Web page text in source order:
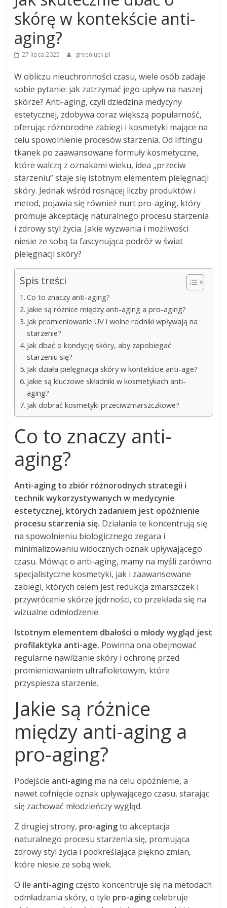
skórę w kontekście anti-
aging?
27 lipca 2025 greenluck.pl
W obliczu nieuchronności czasu, wiele osób zadaje
sobie pytanie: jak zatrzymać jego upływ na naszej
skórze? Anti-aging, czyli dziedzina medycyny
estetycznej, zdobywa coraz większą popularność,
oferując różnorodne zabiegi i kosmetyki mające na
celu spowolnienie procesów starzenia. Od liftingu
tkanek po zaawansowane formuły kosmetyczne,
które walczą z oznakami wieku, idea „przeciw
starzeniu” staje się istotnym elementem pielęgnacji
skóry. Jednak wśród rosnącej liczby produktów i
metod, pojawia się również nurt pro-aging, który
promuje akceptację naturalnego procesu starzenia
i zdrowy styl życia. Jakie wyzwania i możliwości
niesie ze sobą ta fascynująca podróż w świat
pielęgnacji skóry?
Spis treści
Co to znaczy anti-aging?
Jakie są różnice między anti-aging a pro-aging?
Jak promieniowanie UV i wolne rodniki wpływają na
starzenie?
Jak dbać o kondycję skóry, aby zapobiegać
starzeniu się?
Jak działa pielęgnacja skóry w kontekście anti-age?
Jakie są kluczowe składniki w kosmetykach anti-
aging?
Jak dobrać kosmetyki przeciwzmarszczkowe?
Co to znaczy anti-
aging?
Anti-aging to zbiór różnorodnych strategii i
technik wykorzystywanych w medycynie
estetycznej, których zadaniem jest opóźnienie
procesu starzenia się. Działania te koncentrują się
na spowolnieniu biologicznego zegara i
minimalizowaniu widocznych oznak upływającego
czasu. Mówiąc o anti-aging, mamy na myśli zarówno
specjalistyczne kosmetyki, jak i zaawansowane
zabiegi, których celem jest redukcja zmarszczek i
przywrócenie skórze jędrności, co przekłada się na
wizualne odmłodzenie.
Istotnym elementem dbałości o młody wygląd jest
profilaktyka anti-age. Powinna ona obejmować
regularne nawilżanie skóry i ochronę przed
promieniowaniem ultrafioletowym, które
przyspiesza starzenie.
Jakie są różnice
między anti-aging a
pro-aging?
Podejście anti-aging ma na celu opóźnienie, a
nawet cofnięcie oznak upływającego czasu, starając
się zachować młodzieńczy wygląd.
Z drugiej strony, pro-agingto akceptacja
naturalnego procesu starzenia się, promująca
zdrowy styl życia i podkreślająca piękno zmian,
które niesie ze sobą wiek.
O ile anti-agingczęsto koncentruje się na metodach
odmładzania skóry, o tyle pro-agingcelebruje